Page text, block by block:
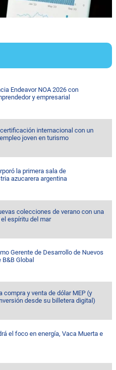
Endeavor NOA 2026 con
y empresarial
internacional con un
joven en turismo
la primera sala de
azucarera argentina
colecciones de verano con una
espíritu del mar
Gerente de Desarrollo de Nuevos
Global
compra y venta de dólar MEP (y
desde su billetera digital)
el foco en energía, Vaca Muerta e